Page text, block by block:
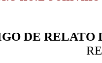
DE RELATO